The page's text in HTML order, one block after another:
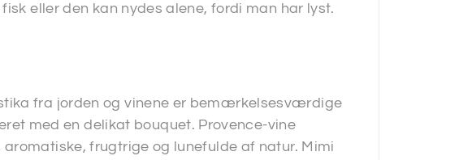
eller den kan nydes alene, fordi man har lyst.
fra jorden og vinene er bemærkelsesværdige
med en delikat bouquet. Provence-vine
frugtrige og lunefulde af natur. Mimi